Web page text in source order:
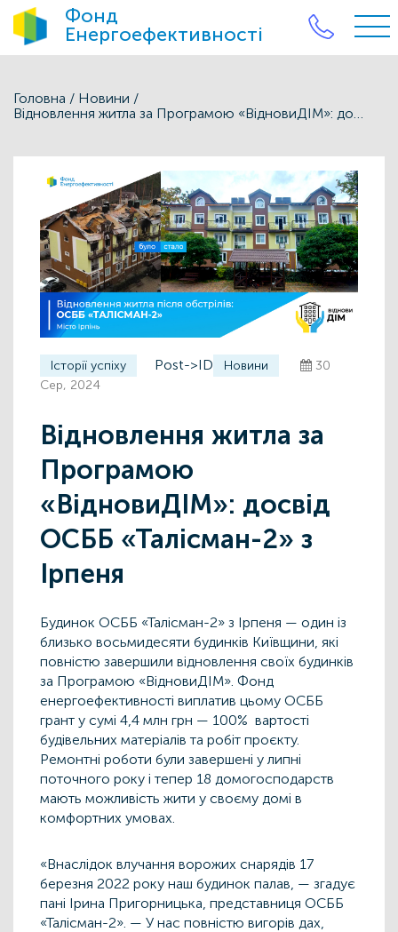
Фонд
Енергоефективності
Головна / Новини /
Відновлення житла за Програмою «ВідновиДІМ»: досвід ОСББ «Талісман-2» з Ірпеня
Історії успіху Post->ID Новини
30
Сер, 2024
Відновлення житла за
Програмою
«ВідновиДІМ»: досвід
ОСББ «Талісман-2» з
Ірпеня
Будинок ОСББ «Талісман-2» з Ірпеня — один із
близько восьмидесяти будинків Київщини, які
повністю завершили відновлення своїх будинків
за Програмою «ВідновиДІМ». Фонд
енергоефективності виплатив цьому ОСББ
грант у сумі 4,4 млн грн — 100% вартості
будівельних матеріалів та робіт проєкту.
Ремонтні роботи були завершені у липні
поточного року і тепер 18 домогосподарств
мають можливість жити у своєму домі в
комфортних умовах.
«Внаслідок влучання ворожих снарядів 17
березня 2022 року наш будинок палав, — згадує
пані Ірина Пригорницька, представниця ОСББ
«Талісман-2». — У нас повністю вигорів дах,